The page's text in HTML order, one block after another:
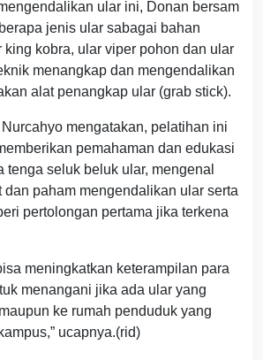
ular ini, Donan bersam
jenis ular sabagai bahan
king kobra, ular viper pohon dan ular
menangkap dan mengendalikan
alat penangkap ular (grab stick).
mengatakan, pelatihan ini
pemahaman dan edukasi
tenga seluk beluk ular, mengenal
dan paham mengendalikan ular serta
pertolongan pertama jika terkena
meningkatkan keterampilan para
menangani jika ada ular yang
ke rumah penduduk yang
ucapnya.(rid)